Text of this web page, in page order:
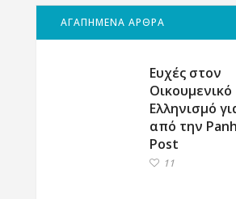
ΑΓΑΠΗΜΕΝΑ ΑΡΘΡΑ
Ευχές στον
Οικουμενικό
Ελληνισμό
από την
Post
11